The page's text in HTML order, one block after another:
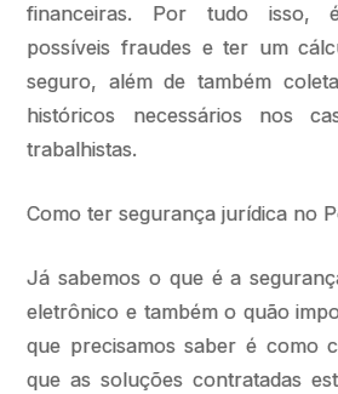
financeiras. Por tudo isso,
possíveis fraudes e ter um
seguro, além de também
históricos necessários nos
trabalhistas.
Como ter segurança jurídica no
Já sabemos o que é a
eletrônico e também o quão
que precisamos saber é como
que as soluções contratadas